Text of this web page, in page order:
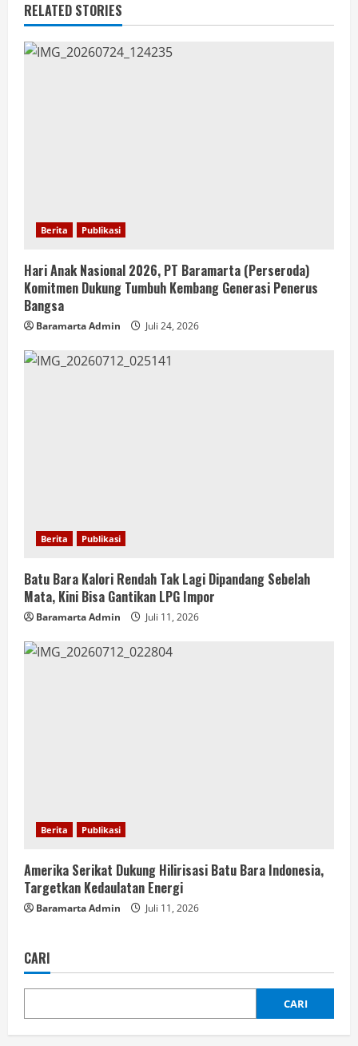
RELATED STORIES
Berita Publikasi
Hari Anak Nasional 2026, PT Baramarta (Perseroda)
Komitmen Dukung Tumbuh Kembang Generasi Penerus
Bangsa
Baramarta Admin Juli 24, 2026
Berita Publikasi
Batu Bara Kalori Rendah Tak Lagi Dipandang Sebelah
Mata, Kini Bisa Gantikan LPG Impor
Baramarta Admin Juli 11, 2026
Berita Publikasi
Amerika Serikat Dukung Hilirisasi Batu Bara Indonesia,
Targetkan Kedaulatan Energi
Baramarta Admin Juli 11, 2026
CARI
CARI